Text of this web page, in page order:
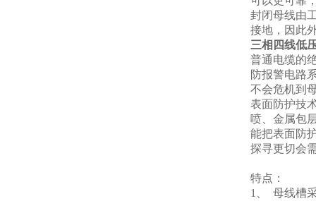
封闭母线由
接地，因此
三相四线低
普通电缆的
防报警电路
不会危机到
表面防护技
喷、金属包
能把表面防
探寻更切会
特点：
1、 母线槽